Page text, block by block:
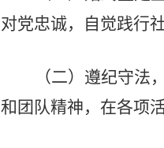
对党忠诚，自觉践行
（二）遵纪守
和团队精神，在各项